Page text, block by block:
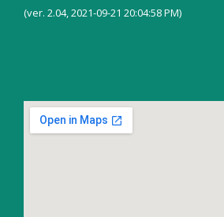
(ver. 2.04, 2021-09-21 20:04:58 PM)